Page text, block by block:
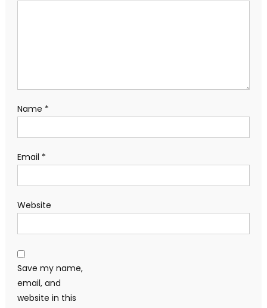
Name *
Email *
Website
Save my name,
email, and
website in this